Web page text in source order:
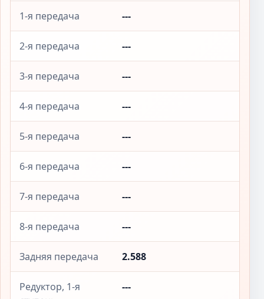
1-я передача ---
2-я передача ---
3-я передача ---
4-я передача ---
5-я передача ---
6-я передача ---
7-я передача ---
8-я передача ---
Задняя передача 2.588
Редуктор, 1-я
---